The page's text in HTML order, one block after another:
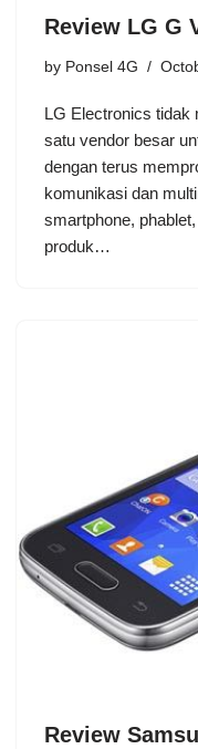
Review LG G
by Ponsel 4G
LG Electronics tidak
satu vendor besar
dengan terus
komunikasi dan
smartphone,
produk…
Review